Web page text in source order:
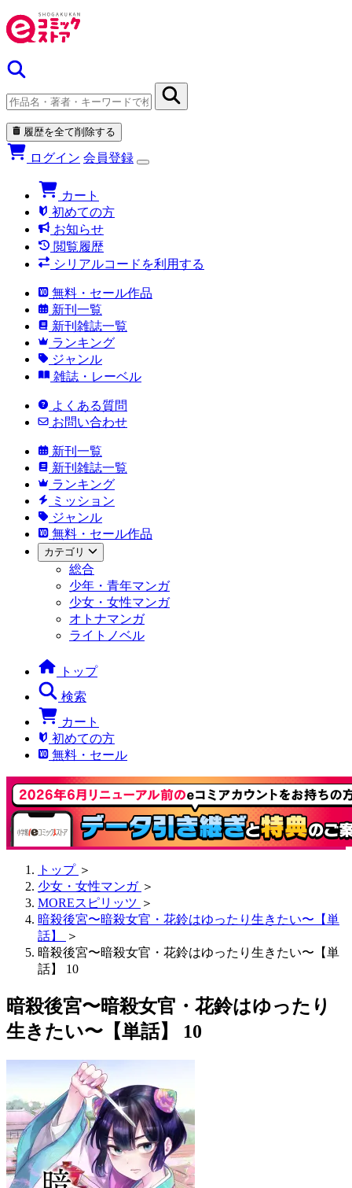
履歴を全て削除する
ログイン 会員登録
カート
初めての方
お知らせ
閲覧履歴
シリアルコードを利用する
無料・セール作品
新刊一覧
新刊雑誌一覧
ランキング
ジャンル
雑誌・レーベル
よくある質問
お問い合わせ
新刊一覧
新刊雑誌一覧
ランキング
ミッション
ジャンル
無料・セール作品
カテゴリ
総合
少年・青年マンガ
少女・女性マンガ
オトナマンガ
ライトノベル
トップ
検索
カート
初めての方
無料・セール
トップ ＞
少女・女性マンガ ＞
MOREスピリッツ ＞
暗殺後宮〜暗殺女官・花鈴はゆったり生きたい〜【単
話】
＞
暗殺後宮〜暗殺女官・花鈴はゆったり生きたい〜【単
話】 10
暗殺後宮〜暗殺女官・花鈴はゆったり
生きたい〜【単話】 10